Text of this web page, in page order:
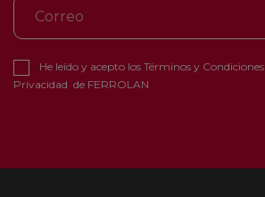
He leído y acepto los Términos y Condiciones
Privacidad de FERROLAN